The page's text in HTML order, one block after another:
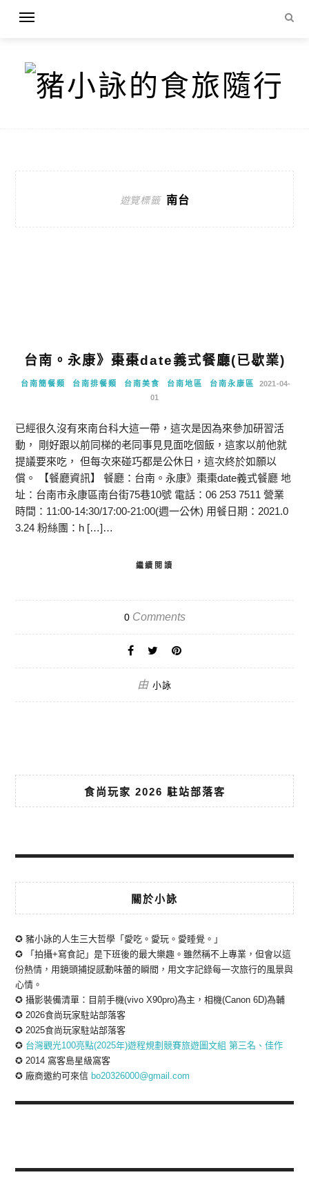
遊覽標籤 南台
台南。永康》棗棗date義式餐廳(已歇業)
台南簡餐類 台南排餐類 台南美食 台南地區 台南永康區
2021-04-
01
已經很久沒有來南台科大這一帶，這次是因為來參加研習活
動， 剛好跟以前同梯的老同事見見面吃個飯，這家以前他就
提議要來吃， 但每次來碰巧都是公休日，這次終於如願以
償。 【餐廳資訊】 餐廳：台南。永康》棗棗date義式餐廳 地
址：台南市永康區南台街75巷10號 電話：06 253 7511 營業
時間：11:00-14:30/17:00-21:00(週一公休) 用餐日期：2021.0
3.24 粉絲團：h […]…
繼續閱讀
0Comments
由 小詠
食尚玩家 2026 駐站部落客
關於小詠
✪ 豬小詠的人生三大哲學「愛吃。愛玩。愛睡覺。」
✪ 「拍攝+寫食記」是下班後的最大樂趣。雖然稱不上專業，但會以這
份熱情，用鏡頭捕捉感動味蕾的瞬間，用文字記錄每一次旅行的風景與
心情。
✪ 攝影裝備清單：目前手機(vivo X90pro)為主，相機(Canon 6D)為輔
✪ 2026食尚玩家駐站部落客
✪ 2025食尚玩家駐站部落客
✪ 台灣觀光100亮點(2025年)遊程規劃競賽旅遊圖文組 第三名、佳作
✪ 2014 窩客島星級窩客
✪ 廠商邀約可來信 bo20326000@gmail.com